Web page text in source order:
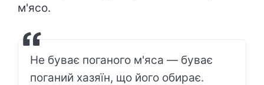
м'ясо.
Не буває поганого м'яса — буває
поганий хазяїн, що його обирає.